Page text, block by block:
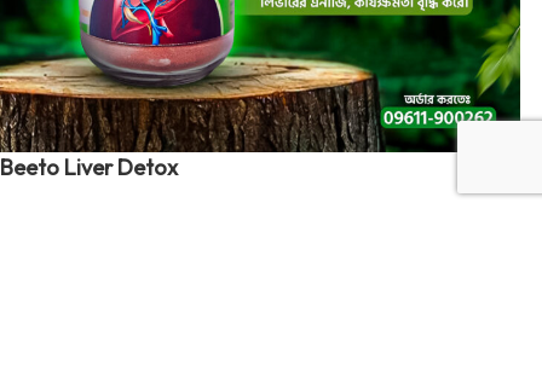
Beeto Liver Detox